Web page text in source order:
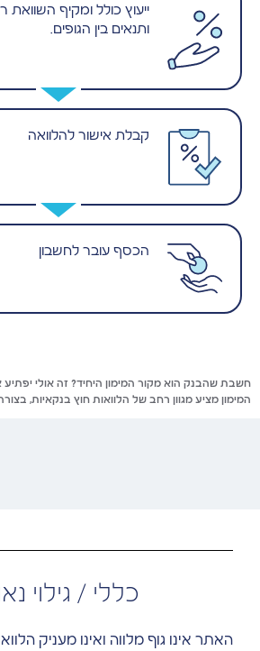
ייעוץ כולל ומקיף השוואת
ותנאים בין הגופים.
קבלת אישור להלוואה
הכסף עובר לחשבון
חשבת שהבנק הוא מקור המימון היחיד? זה אולי
המימון מציע מגוון רחב של הלוואות חוץ בנקאיות,
כללי / גילוי
האתר אינו גוף מלווה ואינו מעניק